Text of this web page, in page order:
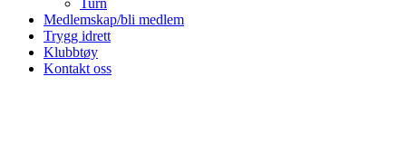
Turn
Medlemskap/bli medlem
Trygg idrett
Klubbtøy
Kontakt oss